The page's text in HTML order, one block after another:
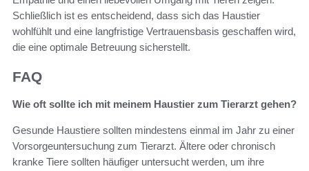
Schließlich ist es entscheidend, dass sich das Haustier
wohlfühlt und eine langfristige Vertrauensbasis geschaffen wird,
die eine optimale Betreuung sicherstellt.
FAQ
Wie oft sollte ich mit meinem Haustier zum Tierarzt gehen?
Gesunde Haustiere sollten mindestens einmal im Jahr zu einer
Vorsorgeuntersuchung zum Tierarzt. Ältere oder chronisch
kranke Tiere sollten häufiger untersucht werden, um ihre